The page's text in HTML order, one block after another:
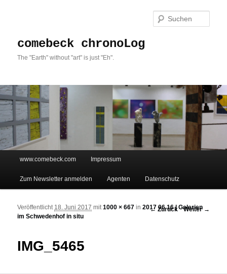
comebeck chronoLog
The "Earth" without "art" is just "Eh".
Zum Inhalt wechseln
Zum sekundären Inhalt wechseln
www.comebeck.com Impressum
Zum Newsletter anmelden Agenten Datenschutz
Bilder-Navigation
← Zurück Weiter →
IMG_5465
Veröffentlicht 18. Juni 2017 mit1000 × 667 in2017 06 16 | Galerien
im Schwedenhof in situ